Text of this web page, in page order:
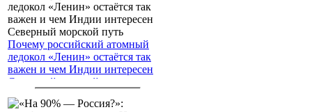
Почему российский атомный
ледокол «Ленин» остаётся так
важен и чем Индии интересен
Северный морской путь